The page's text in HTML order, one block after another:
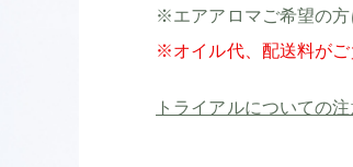
※エアアロマご希望の
※オイル代、配送料がご
トライアルについての